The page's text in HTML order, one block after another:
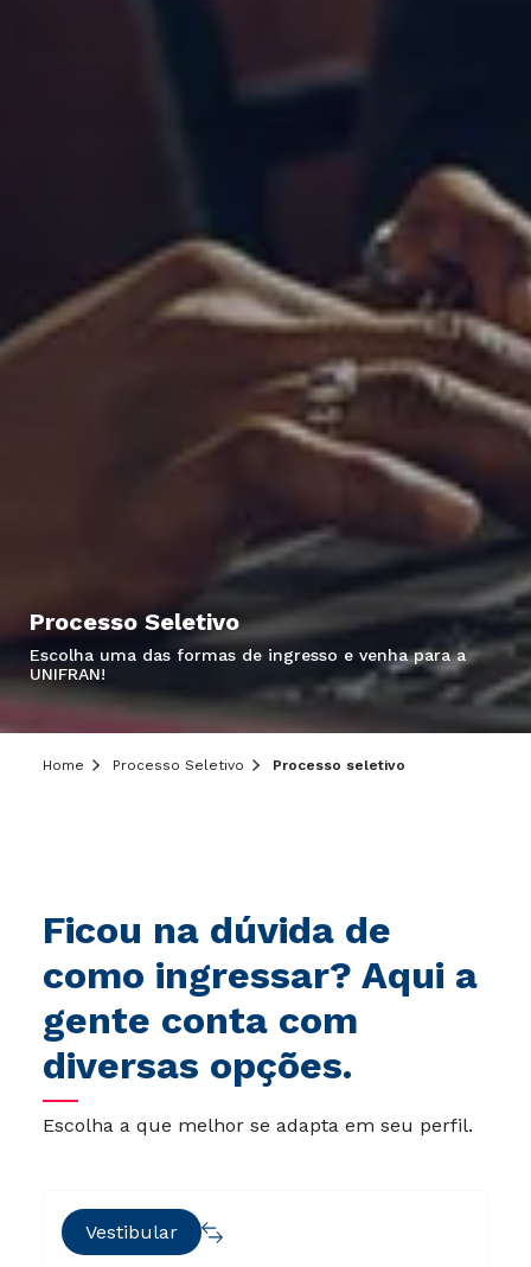
Processo Seletivo
Escolha uma das formas de ingresso e venha para a
UNIFRAN!
Home Processo Seletivo Processo seletivo
Ficou na dúvida de
como ingressar? Aqui a
gente conta com
diversas opções.
Escolha a que melhor se adapta em seu perfil.
Vestibular